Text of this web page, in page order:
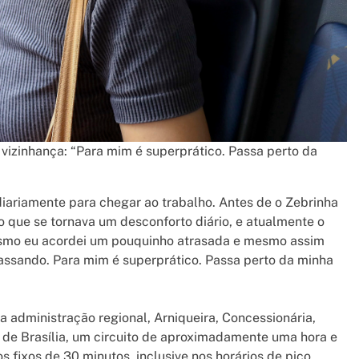
“Para mim é superprático. Passa perto da
para chegar ao trabalho. Antes de o Zebrinha
que se tornava um desconforto diário, e atualmente o
eu acordei um pouquinho atrasada e mesmo assim
Para mim é superprático. Passa perto da minha
administração regional, Arniqueira, Concessionária,
Brasília, um circuito de aproximadamente uma hora e
fixos de 30 minutos, inclusive nos horários de pico.